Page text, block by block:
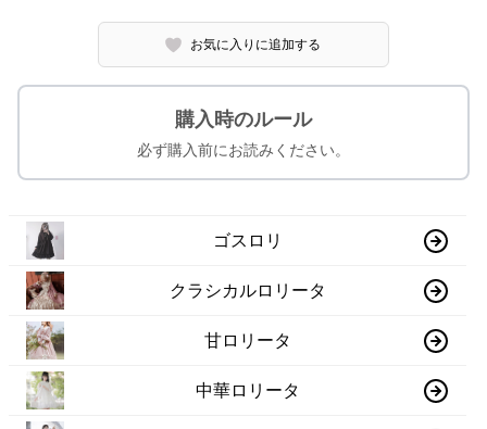
お気に入りに追加する
購入時のルール
必ず購入前にお読みください。
ゴスロリ
クラシカルロリータ
甘ロリータ
中華ロリータ